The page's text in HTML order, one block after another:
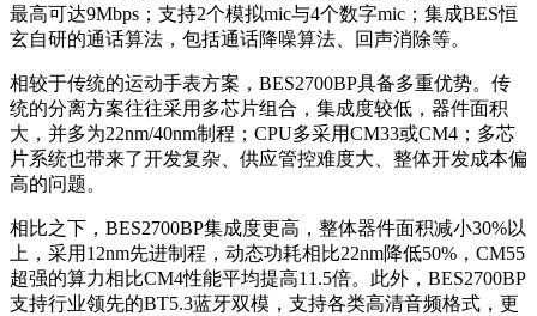
最高可达9Mbps；支持2个模拟mic与4个数字mic；集成BES恒
玄自研的通话算法，包括通话降噪算法、回声消除等。
相较于传统的运动手表方案，BES2700BP具备多重优势。传
统的分离方案往往采用多芯片组合，集成度较低，器件面积
大，并多为22nm/40nm制程；CPU多采用CM33或CM4；多芯
片系统也带来了开发复杂、供应管控难度大、整体开发成本偏
高的问题。
相比之下，BES2700BP集成度更高，整体器件面积减小30%以
上，采用12nm先进制程，动态功耗相比22nm降低50%，CM55
超强的算力相比CM4性能平均提高11.5倍。此外，BES2700BP
支持行业领先的BT5.3蓝牙双模，支持各类高清音频格式，更